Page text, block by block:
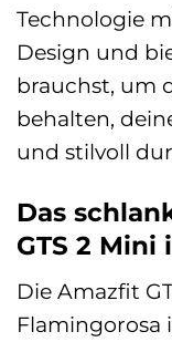
Technologie
Design und
brauchst, um
behalten,
und stilvoll
Das
GTS 2 Mini
Die Amazfit
Flamingorosa